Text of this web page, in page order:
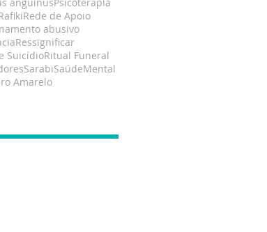
Rede de Apoio
abusivo
Ressignificar
SuicídioRitual Funeral
SarabiSaúdeMental
Amarelo